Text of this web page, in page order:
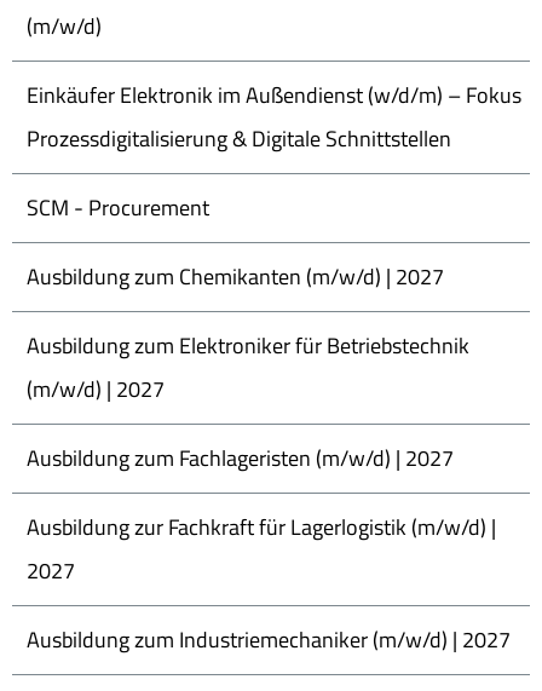
(m/w/d)
Einkäufer Elektronik im Außendienst (w/d/m) – Fokus
Prozessdigitalisierung & Digitale Schnittstellen
SCM - Procurement
Ausbildung zum Chemikanten (m/w/d) | 2027
Ausbildung zum Elektroniker für Betriebstechnik
(m/w/d) | 2027
Ausbildung zum Fachlageristen (m/w/d) | 2027
Ausbildung zur Fachkraft für Lagerlogistik (m/w/d) |
2027
Ausbildung zum Industriemechaniker (m/w/d) | 2027